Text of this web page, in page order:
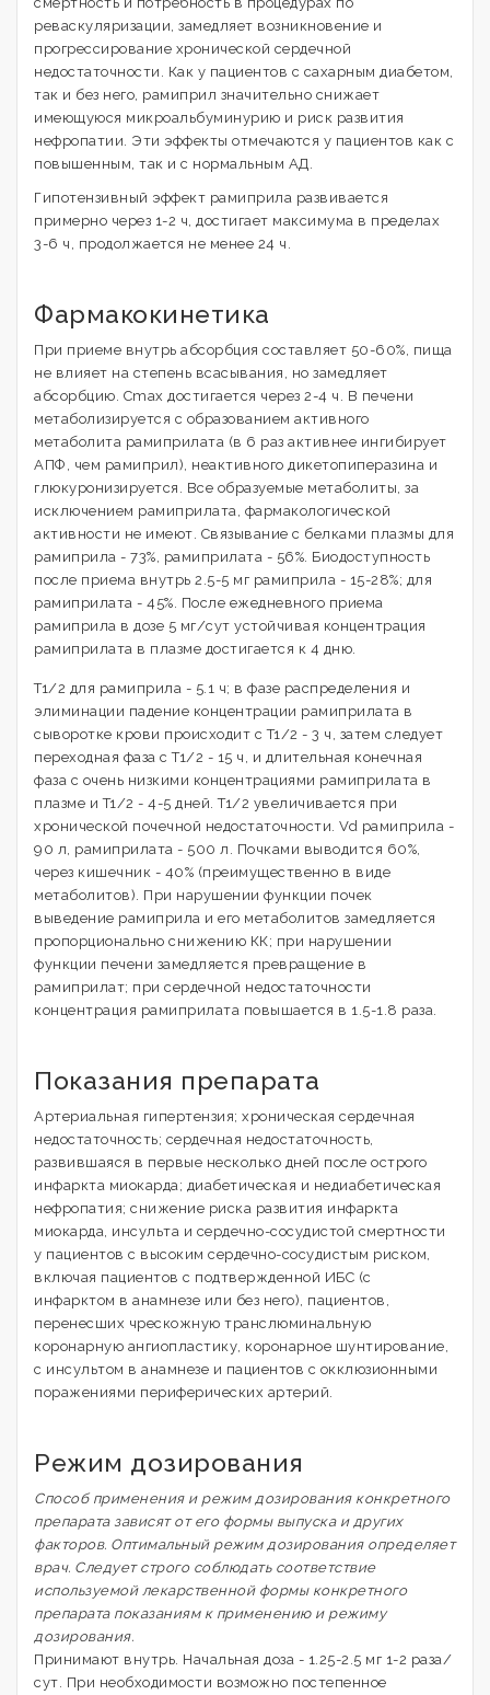
реваскуляризации, замедляет возникновение и
прогрессирование хронической сердечной
недостаточности. Как у пациентов с сахарным диабетом,
так и без него, рамиприл значительно снижает
имеющуюся микроальбуминурию и риск развития
нефропатии. Эти эффекты отмечаются у пациентов как с
повышенным, так и с нормальным АД.
Гипотензивный эффект рамиприла развивается
примерно через 1-2 ч, достигает максимума в пределах
3-6 ч, продолжается не менее 24 ч.
Фармакокинетика
При приеме внутрь абсорбция составляет 50-60%, пища
не влияет на степень всасывания, но замедляет
абсорбцию. Cmax достигается через 2-4 ч. В печени
метаболизируется с образованием активного
метаболита рамиприлата (в 6 раз активнее ингибирует
АПФ, чем рамиприл), неактивного дикетопиперазина и
глюкуронизируется. Все образуемые метаболиты, за
исключением рамиприлата, фармакологической
активности не имеют. Связывание с белками плазмы для
рамиприла - 73%, рамиприлата - 56%. Биодоступность
после приема внутрь 2.5-5 мг рамиприла - 15-28%; для
рамиприлата - 45%. После ежедневного приема
рамиприла в дозе 5 мг/сут устойчивая концентрация
рамиприлата в плазме достигается к 4 дню.
T1/2 для рамиприла - 5.1 ч; в фазе распределения и
элиминации падение концентрации рамиприлата в
сыворотке крови происходит с T1/2 - 3 ч, затем следует
переходная фаза с T1/2 - 15 ч, и длительная конечная
фаза с очень низкими концентрациями рамиприлата в
плазме и T1/2 - 4-5 дней. T1/2 увеличивается при
хронической почечной недостаточности. Vd рамиприла -
90 л, рамиприлата - 500 л. Почками выводится 60%,
через кишечник - 40% (преимущественно в виде
метаболитов). При нарушении функции почек
выведение рамиприла и его метаболитов замедляется
пропорционально снижению КК; при нарушении
функции печени замедляется превращение в
рамиприлат; при сердечной недостаточности
концентрация рамиприлата повышается в 1.5-1.8 раза.
Показания препарата
Артериальная гипертензия; хроническая сердечная
недостаточность; сердечная недостаточность,
развившаяся в первые несколько дней после острого
инфаркта миокарда; диабетическая и недиабетическая
нефропатия; снижение риска развития инфаркта
миокарда, инсульта и сердечно-сосудистой смертности
у пациентов с высоким сердечно-сосудистым риском,
включая пациентов с подтвержденной ИБС (с
инфарктом в анамнезе или без него), пациентов,
перенесших чрескожную транслюминальную
коронарную ангиопластику, коронарное шунтирование,
с инсультом в анамнезе и пациентов с окклюзионными
поражениями периферических артерий.
Режим дозирования
Способ применения и режим дозирования конкретного
препарата зависят от его формы выпуска и других
факторов. Оптимальный режим дозирования определяет
врач. Следует строго соблюдать соответствие
используемой лекарственной формы конкретного
препарата показаниям к применению и режиму
дозирования.
Принимают внутрь. Начальная доза - 1.25-2.5 мг 1-2 раза/
сут. При необходимости возможно постепенное